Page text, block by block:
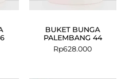
BUKET BUNGA
PALEMBANG 44
Rp628.000